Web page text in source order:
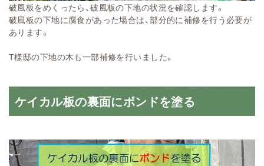
破風板をめくったら、破風板の下地の状況を確認します。
破風板の下地に腐食があった場合は、部分的に補修を行う必要が
あります。
T様邸の下地の木も一部補修を行いました。
ケイカル板の裏面にボンドを塗る